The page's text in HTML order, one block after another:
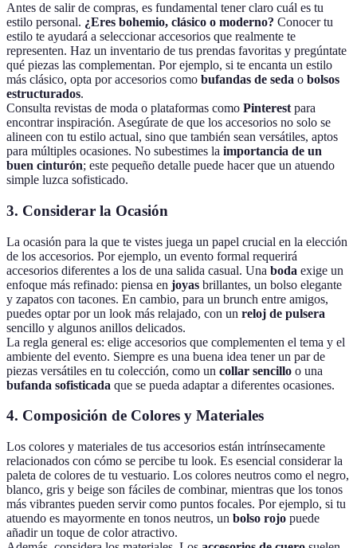
Antes de salir de compras, es fundamental tener claro cuál es tu
estilo personal. ¿Eres bohemio, clásico o moderno? Conocer tu
estilo te ayudará a seleccionar accesorios que realmente te
representen. Haz un inventario de tus prendas favoritas y pregúntate
qué piezas las complementan. Por ejemplo, si te encanta un estilo
más clásico, opta por accesorios como bufandas de seda o bolsos
estructurados.
Consulta revistas de moda o plataformas como Pinterest para
encontrar inspiración. Asegúrate de que los accesorios no solo se
alineen con tu estilo actual, sino que también sean versátiles, aptos
para múltiples ocasiones. No subestimes la importancia de un
buen cinturón; este pequeño detalle puede hacer que un atuendo
simple luzca sofisticado.
3. Considerar la Ocasión
La ocasión para la que te vistes juega un papel crucial en la elección
de los accesorios. Por ejemplo, un evento formal requerirá
accesorios diferentes a los de una salida casual. Una boda exige un
enfoque más refinado: piensa en joyas brillantes, un bolso elegante
y zapatos con tacones. En cambio, para un brunch entre amigos,
puedes optar por un look más relajado, con un reloj de pulsera
sencillo y algunos anillos delicados.
La regla general es: elige accesorios que complementen el tema y el
ambiente del evento. Siempre es una buena idea tener un par de
piezas versátiles en tu colección, como un collar sencillo o una
bufanda sofisticada que se pueda adaptar a diferentes ocasiones.
4. Composición de Colores y Materiales
Los colores y materiales de tus accesorios están intrínsecamente
relacionados con cómo se percibe tu look. Es esencial considerar la
paleta de colores de tu vestuario. Los colores neutros como el negro,
blanco, gris y beige son fáciles de combinar, mientras que los tonos
más vibrantes pueden servir como puntos focales. Por ejemplo, si tu
atuendo es mayormente en tonos neutros, un bolso rojo puede
añadir un toque de color atractivo.